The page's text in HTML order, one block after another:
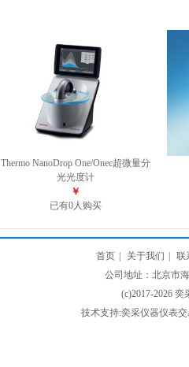
Thermo NanoDrop One/Onec超微量分
光光度计
￥
已有0人购买
首页 关于我们
联
公司地址：北京市
(c)2017-2026
技术支持:奕采仪器仪表